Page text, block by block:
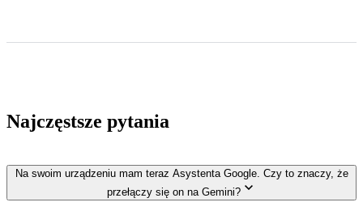
Najczęstsze pytania
Na swoim urządzeniu mam teraz Asystenta Google. Czy to znaczy, że
przełączy się on na Gemini?